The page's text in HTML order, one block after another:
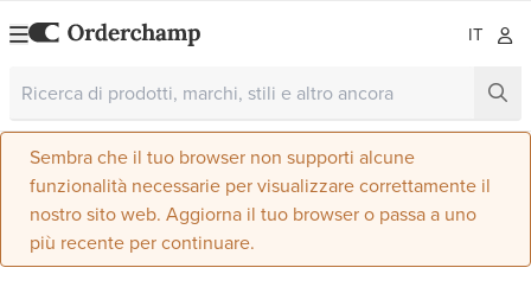
IT
Sembra che il tuo browser non supporti alcune
funzionalità necessarie per visualizzare correttamente il
nostro sito web. Aggiorna il tuo browser o passa a uno
più recente per continuare.